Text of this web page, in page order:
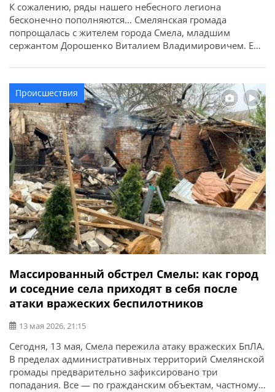
К сожалению, ряды нашего небесного легиона
бесконечно пополняются… Смелянская громада
попрощалась с жителем города Смела, младшим
сержантом Дорошенко Виталием Владимировичем. Ему
городской совет. Виталий родился 9 ноября 1995 года в
городе Смела. Учился в общеобразовательной школе I-
III ступеней №7. Квалификацию электромеханика и
специальность «Монтаж обслуживания средств и
систем […]
Происшествия
Массированный обстрел Смелы: как город
и соседние села приходят в себя после
атаки вражеских беспилотников
13 мая 2026, 21:15
Сегодня, 13 мая, Смела пережила атаку вражеских БпЛА.
В пределах административных территорий Смелянской
громады предварительно зафиксировано три
попадания. Все — по гражданским объектам, частному